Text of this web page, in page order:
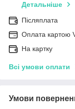
Детальніше
Післяплата
Оплата картою
На картку
Всі умови оплати
Умови